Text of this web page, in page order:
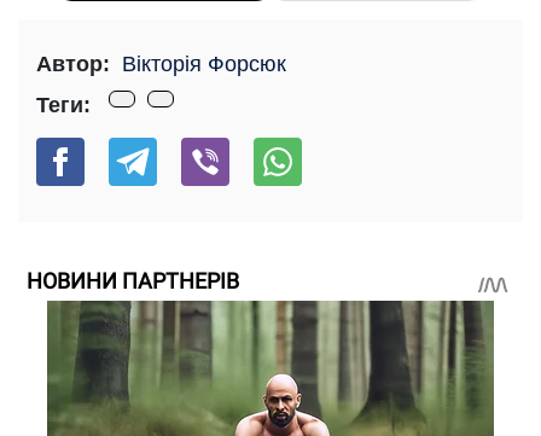
Автор: Вікторія Форсюк
Теги:
НОВИНИ ПАРТНЕРІВ